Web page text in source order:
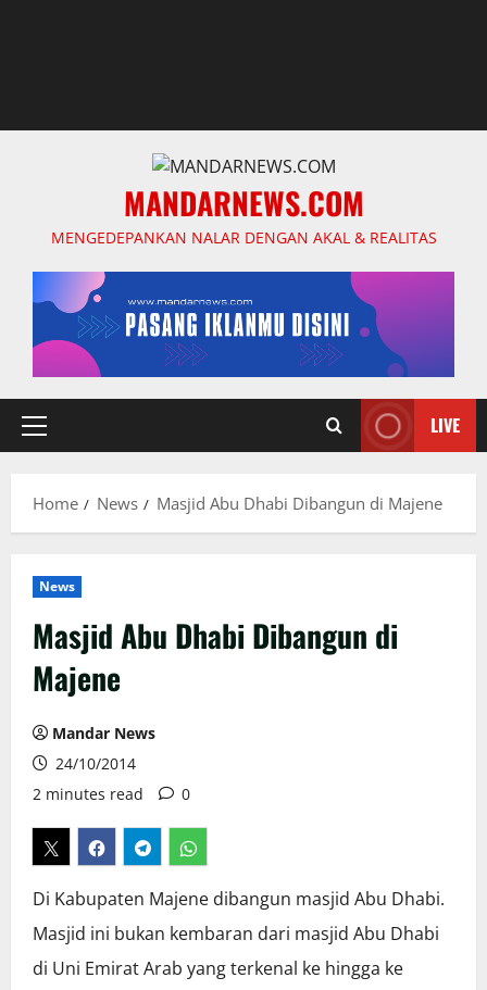
MANDARNEWS.COM
MENGEDEPANKAN NALAR DENGAN AKAL & REALITAS
Primary
LIVE
Home News Masjid Abu Dhabi Dibangun di Majene
News
Masjid Abu Dhabi Dibangun di
Majene
Mandar News
24/10/2014
2 minutes read
0
Di Kabupaten Majene dibangun masjid Abu Dhabi.
Masjid ini bukan kembaran dari masjid Abu Dhabi
di Uni Emirat Arab yang terkenal ke hingga ke